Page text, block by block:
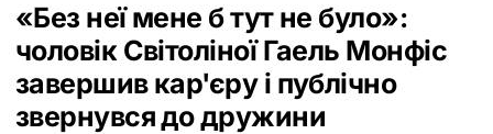
«Без неї мене б тут не було»:
чоловік Світоліної Гаель Монфіс
завершив кар'єру і публічно
звернувся до дружини